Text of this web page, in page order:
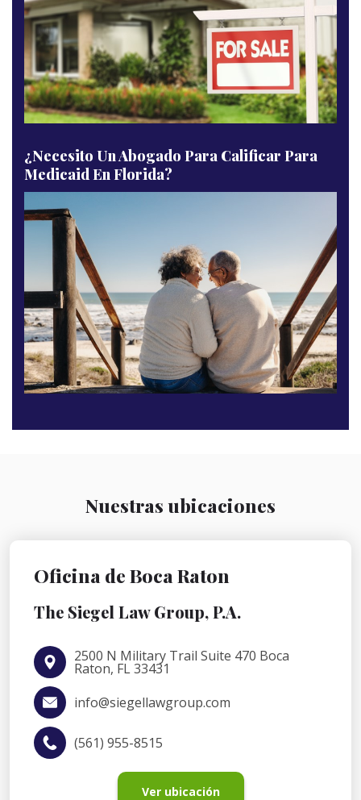
¿Necesito Un Abogado Para Calificar Para
Medicaid En Florida?
Nuestras ubicaciones
Oficina de Boca Raton
The Siegel Law Group, P.A.
2500 N Military Trail Suite 470 Boca
Raton, FL 33431
info@siegellawgroup.com
(561) 955-8515
Ver ubicación